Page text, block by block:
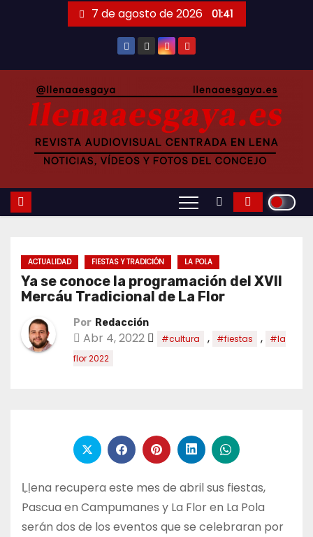
7 de agosto de 2026 01:41
ACTUALIDAD FIESTAS Y TRADICIÓN LA POLA
Ya se conoce la programación del XVII
Mercáu Tradicional de La Flor
Por Redacción
Abr 4, 2022 #cultura , #fiestas ,
#la
flor 2022
Ḷḷena recupera este mes de abril sus fiestas,
Pascua en Campumanes y La Flor en La Pola
serán dos de los eventos que se celebraran por